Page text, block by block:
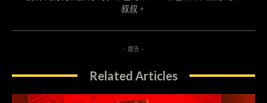
叔叔。
- 廣告 -
Related Articles